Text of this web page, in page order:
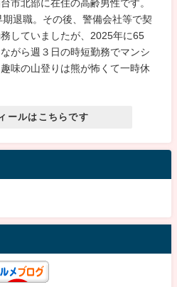
市北部に在住の高齢男性です。
退職。その後、警備会社等で契
していましたが、2025年に65
がら週３日の時短勤務でマンシ
味の山登りは熊が怖くて一時休
ールはこちらです